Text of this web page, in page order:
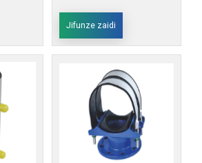
Jifunze zaidi